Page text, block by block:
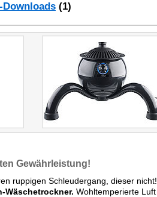
(1)
Gewährleistung!
ruppigen Schleudergang, dieser nicht!
Wäschetrockner. Wohltemperierte Luft